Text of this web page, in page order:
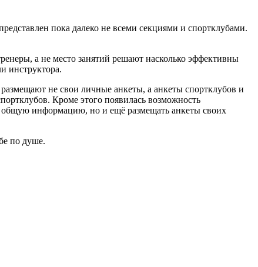
пока далеко не всеми секциями и спортклубами.
а не место занятий решают насколько эффективны
инструктора.
не свои личные анкеты, а анкеты спортклубов и
Кроме этого появилась возможность
общую информацию, но и ещё размещать анкеты своих
по душе.